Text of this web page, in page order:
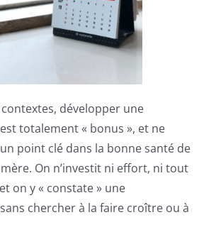
développer une
totalement « bonus », et ne
point clé dans la bonne santé de
On n’investit ni effort, ni tout
on y « constate » une
chercher à la faire croître ou à